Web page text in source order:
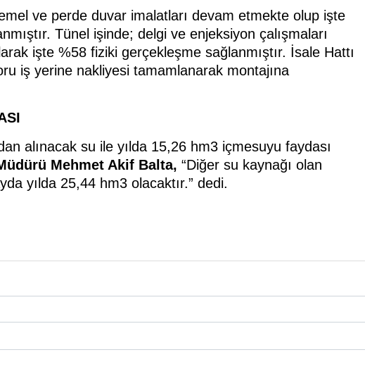
ve perde duvar imalatları devam etmekte olup işte
Tünel işinde; delgi ve enjeksiyon çalışmaları
işte %58 fiziki gerçekleşme sağlanmıştır. İsale Hattı
iş yerine nakliyesi tamamlanarak montajına
alınacak su ile yılda 15,26 hm3 içmesuyu faydası
Mehmet Akif Balta, “Diğer su kaynağı olan
yılda 25,44 hm3 olacaktır.” dedi.